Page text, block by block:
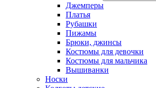
Джемперы
Платья
Рубашки
Пижамы
Брюки, джинсы
Костюмы для девочки
Костюмы для мальчика
Вышиванки
Носки